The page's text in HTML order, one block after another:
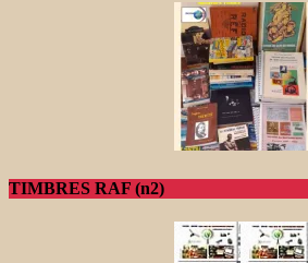
TIMBRES RAF (n2)